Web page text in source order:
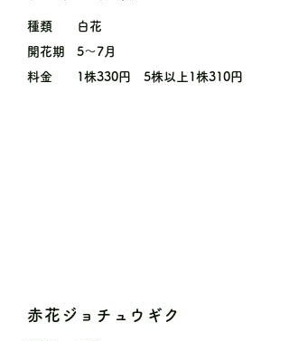
種類
白花
開花期
5〜7月
料金
1株330円 5株以上1株310円
赤花ジョチュウギク